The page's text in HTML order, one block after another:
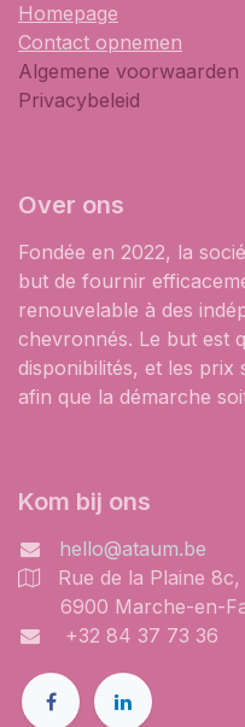
Homepage
Contact opnemen
Algemene voorwaarden
Privacybeleid
Over ons
Fondée en 2022, la
but de fournir
renouvelable à des
chevronnés. Le but est
disponibilités, et les prix
afin que la démarche
Kom bij ons
hello@ataum.be
Rue de la Plaine 8c,
6900 Marche-en-
+32 84 37 73 36